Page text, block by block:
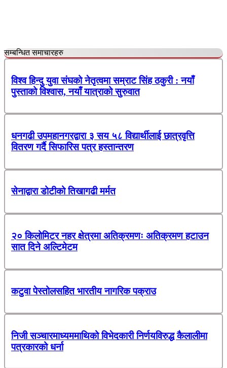
सम्बन्धित समाचारहरु
विश्व हिन्दु युवा संघको नेतृत्वमा सम्राट सिंह ठकुरी : नयाँ
पुस्ताको विश्वास, नयाँ यात्राको सुरुवात
धनगढी उपमहानगरद्वारा ३ सय ५८ विद्यार्थीलाई छात्रवृत्ति
वितरण गर्दै सिफारिस पत्र हस्तान्तरण
सेनाद्वारा डोटीको तिखागढी मर्मत
२० किलोमिटर नहर क्षेत्रमा अतिक्रमणः अतिक्रमण हटाउन
सात दिने अल्टिमेटम
कटुवा पेस्तोलसहित भारतीय नागरिक पक्राउ
निजी सञ्चारमाध्यममाथिको विभेदकारी निर्णयविरुद्ध कैलालीमा
पत्रकारको धर्ना